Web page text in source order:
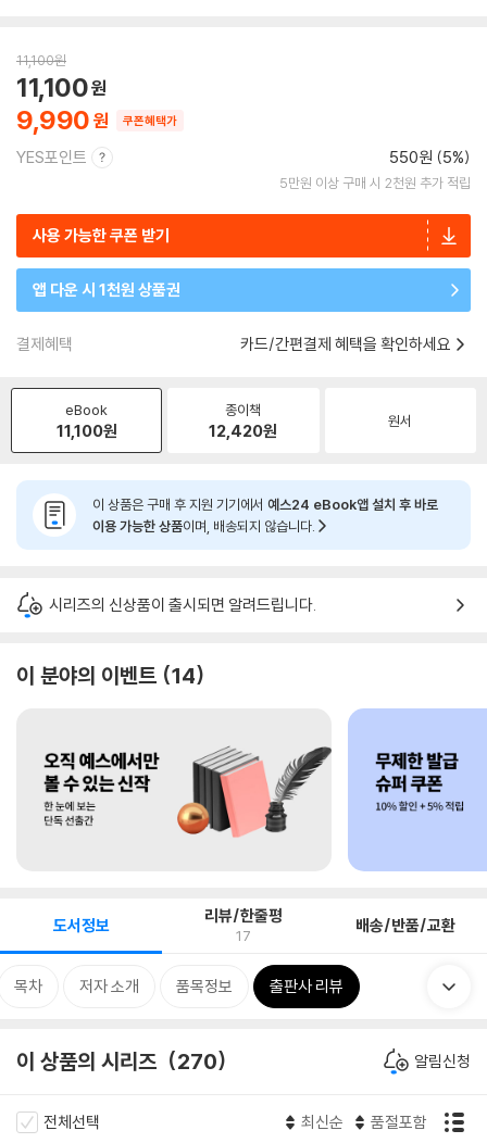
11,100원
9,990
11,100
쿠폰혜택가
YES포인트 550원 (5%)
5만원 이상 구매 시 2천원 추가 적립
사용 가능한 쿠폰 받기
앱 다운 시 1천원 상품권
결제혜택 카드/간편결제 혜택을 확인하세요
eBook
11,100원
종이책
12,420원 원서
이 상품은 구매 후 지원 기기에서 예스24 eBook앱 설치 후 바로
이용 가능한 상품이며, 배송되지 않습니다.
시리즈의 신상품이 출시되면 알려드립니다.
이 분야의 이벤트 14
도서정보 리뷰/한줄평
17 배송/반품/교환
목차 저자 소개 품목정보 출판사 리뷰
이 상품의 시리즈 270 알림신청
전체선택 최신순 품절포함